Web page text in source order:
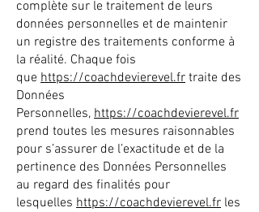
complète sur le traitement de leurs
données personnelles et de maintenir
un registre des traitements conforme à
la réalité. Chaque fois
que https://coachdevierevel.fr traite des
Données
Personnelles, https://coachdevierevel.fr
prend toutes les mesures raisonnables
pour s’assurer de l’exactitude et de la
pertinence des Données Personnelles
au regard des finalités pour
lesquelles https://coachdevierevel.fr les